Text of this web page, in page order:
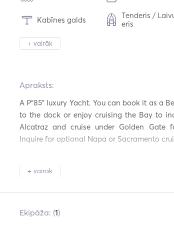
Kabīnes galds
Tenderis /
eris
Binoklis
Cepeškrāsns
Kafijas automāts Ledus
Kokteiļu bārs Karstās
Žāvētājs
+ vairāk
Apraksts:
A P“85" luxury Yacht. You can book it as a
to the dock or enjoy cruising the Bay to
Alcatraz and cruise under Golden Gate
Inquire for optional Napa or Sacramento
Maximum 8 passengers in complete luxury.
+ vairāk
Ekipāža: (1)